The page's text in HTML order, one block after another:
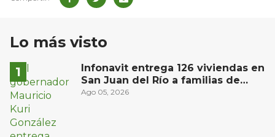
Lo más visto
Infonavit entrega 126 viviendas en
San Juan del Río a familias de
bajos ingresos
Ago 05, 2026